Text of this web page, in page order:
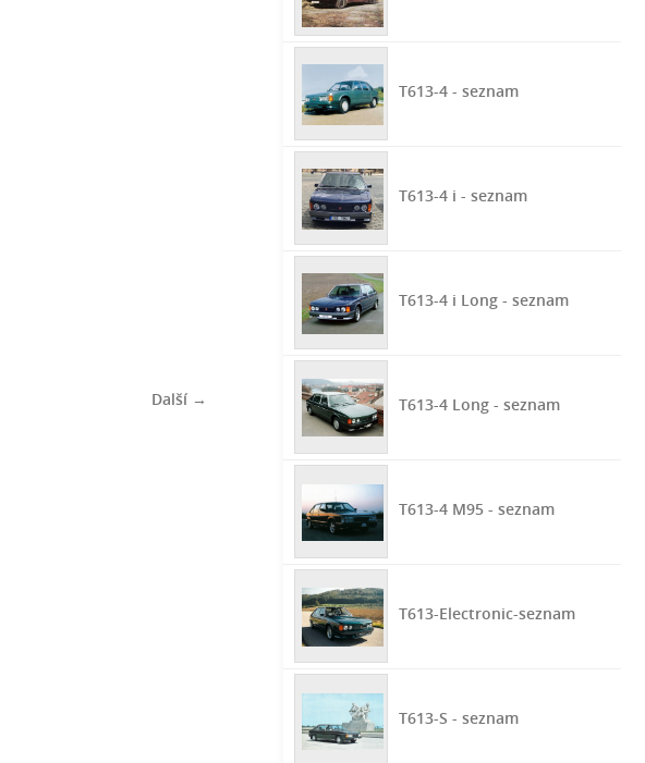
Další →
T613-4 - seznam
T613-4 i - seznam
T613-4 i Long - seznam
T613-4 Long - seznam
T613-4 M95 - seznam
T613-Electronic-seznam
T613-S - seznam